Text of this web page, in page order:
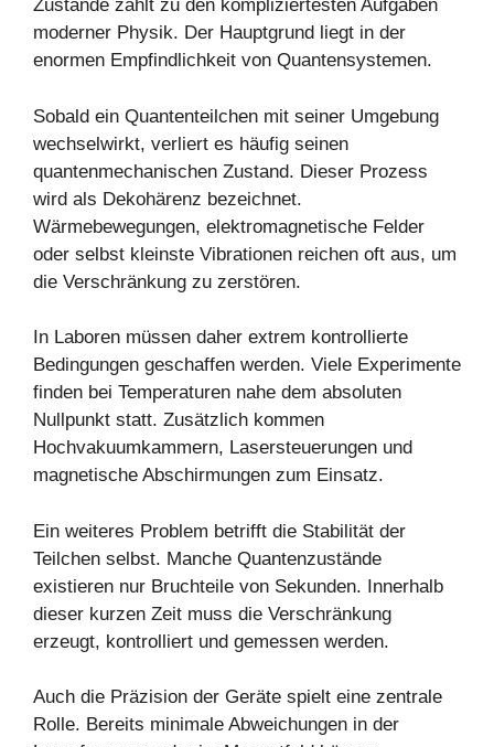
Zustände zählt zu den kompliziertesten Aufgaben
moderner Physik. Der Hauptgrund liegt in der
enormen Empfindlichkeit von Quantensystemen.
Sobald ein Quantenteilchen mit seiner Umgebung
wechselwirkt, verliert es häufig seinen
quantenmechanischen Zustand. Dieser Prozess
wird als Dekohärenz bezeichnet.
Wärmebewegungen, elektromagnetische Felder
oder selbst kleinste Vibrationen reichen oft aus, um
die Verschränkung zu zerstören.
In Laboren müssen daher extrem kontrollierte
Bedingungen geschaffen werden. Viele Experimente
finden bei Temperaturen nahe dem absoluten
Nullpunkt statt. Zusätzlich kommen
Hochvakuumkammern, Lasersteuerungen und
magnetische Abschirmungen zum Einsatz.
Ein weiteres Problem betrifft die Stabilität der
Teilchen selbst. Manche Quantenzustände
existieren nur Bruchteile von Sekunden. Innerhalb
dieser kurzen Zeit muss die Verschränkung
erzeugt, kontrolliert und gemessen werden.
Auch die Präzision der Geräte spielt eine zentrale
Rolle. Bereits minimale Abweichungen in der